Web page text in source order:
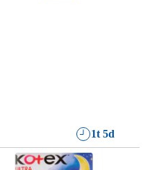
1t 5d